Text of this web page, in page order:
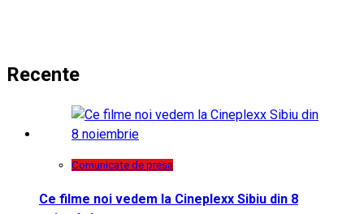
Recente
Comunicate de presa
Ce filme noi vedem la Cineplexx Sibiu din 8